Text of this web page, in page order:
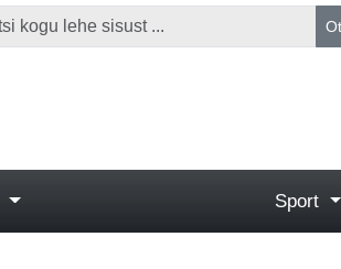
Sport